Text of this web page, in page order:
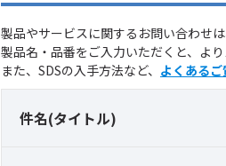
製品やサービスに関するお問い合わせ
製品名・品番をご入力いただくと、より
また、SDSの入手方法など、 よくあるご
件名(タイトル)